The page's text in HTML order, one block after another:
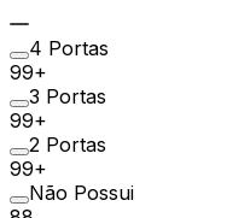
4 Portas
99+
3 Portas
99+
2 Portas
99+
Não Possui